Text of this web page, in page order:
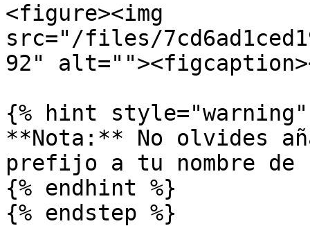
<figure><img
src="/files/
92"
{% hint style="warning"
**Nota:** No olvides
prefijo a tu nombre de
{% endhint %}
{% endstep %}